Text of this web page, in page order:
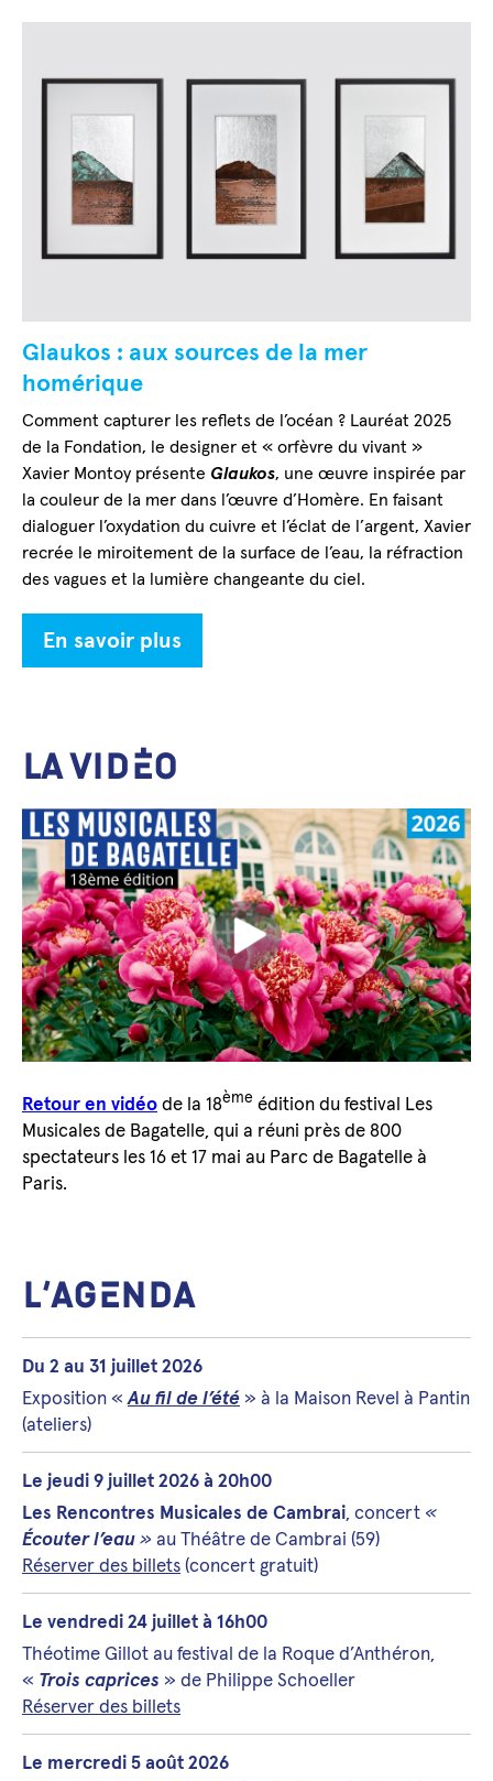
Glaukos : aux sources de la mer
homérique
Comment capturer les reflets de l’océan ? Lauréat 2025
de la Fondation, le designer et « orfèvre du vivant »
Xavier Montoy présente Glaukos, une œuvre inspirée par
la couleur de la mer dans l’œuvre d’Homère. En faisant
dialoguer l’oxydation du cuivre et l’éclat de l’argent, Xavier
recrée le miroitement de la surface de l’eau, la réfraction
des vagues et la lumière changeante du ciel.
En savoir plus
LA VIDÉO
Retour en vidéode la 18ème édition du festival Les
Musicales de Bagatelle, qui a réuni près de 800
spectateurs les 16 et 17 mai au Parc de Bagatelle à
Paris.
L’AGENDA
Du 2 au 31 juillet 2026
Exposition « Au fil de l’été » à la Maison Revel à Pantin
(ateliers)
Le jeudi 9 juillet 2026 à 20h00
Les Rencontres Musicales de Cambrai, concert «
Écouter l’eau»au Théâtre de Cambrai (59)
Réserver des billets(concert gratuit)
Le vendredi 24 juillet à 16h00
Théotime Gillot au festival de la Roque d’Anthéron,
« Trois caprices » de Philippe Schoeller
Réserver des billets
Le mercredi 5 août 2026